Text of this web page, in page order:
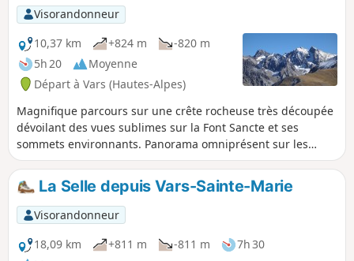
Visorandonneur
10,37 km
+824 m
-820 m
5h 20
Moyenne
Départ à Vars (Hautes-Alpes)
Magnifique parcours sur une crête rocheuse très découpée
dévoilant des vues sublimes sur la Font Sancte et ses
sommets environnants. Panorama omniprésent sur les
Écrins.
La Selle depuis Vars-Sainte-Marie
Visorandonneur
18,09 km
+811 m -811 m
7h 30